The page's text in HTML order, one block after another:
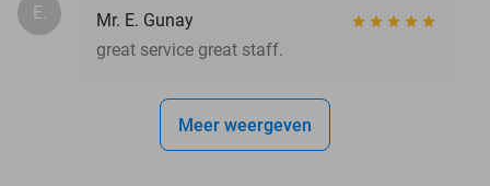
E.
Mr. E. Gunay
great service great staff.
Meer weergeven